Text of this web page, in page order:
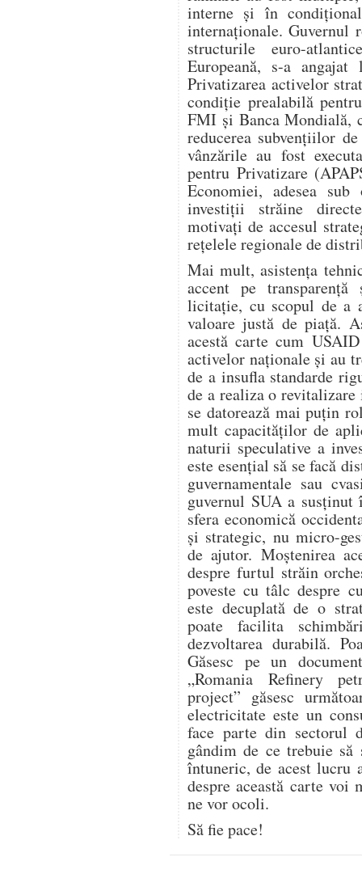
interne și în
internaționale. Guvernul
structurile euro-
Europeană, s-a
Privatizarea activelor
condiție prealabilă
FMI și Banca Mondială,
reducerea subvențiilor
vânzările au fost
pentru Privatizare
Economiei, adesea
investiții străine
motivați de accesul
rețelele regionale de
Mai mult, asistența
accent pe
licitație, cu scopul de a
valoare justă de piață.
acestă carte cum
activelor naționale și au
de a insufla standarde
de a realiza o
se datorează mai puțin
mult capacităților de
naturii speculative a
este esențial să se facă
guvernamentale sau
guvernul SUA a susținut
sfera economică
și strategic, nu micro-
de ajutor. Moștenirea
despre furtul străin
poveste cu tâlc despre
este decuplată de o
poate facilita
dezvoltarea durabilă.
Găsesc pe un
„Romania Refinery
project” găsesc
electricitate este un
face parte din sectorul
gândim de ce trebuie
întuneric, de acest lucru
despre această carte voi
ne vor ocoli.
Să fie pace!